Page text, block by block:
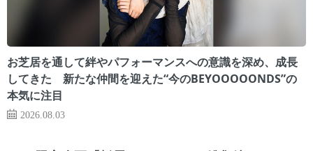
お芝居を通して絆やパフォーマンスへの意識を深め、成長
してきた 新たな仲間を迎えた“今のBEYOOOOONDS”の
本気に注目
2026.08.03